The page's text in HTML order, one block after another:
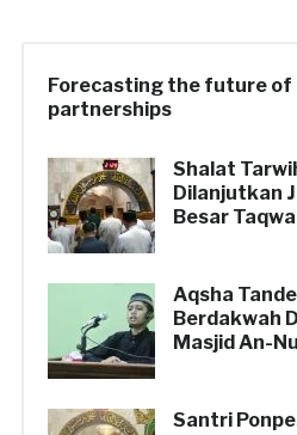
Forecasting the future of
partnerships
Shalat
Dilanjutkan
Besar
Aqsha
Berdakwah
Masjid An-
Santri